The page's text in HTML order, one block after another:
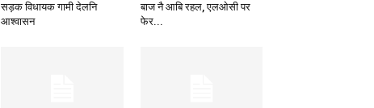
सड़क विधायक गामी देलनि
आश्वासन
बाज नै आबि रहल, एलओसी पर
फेर...